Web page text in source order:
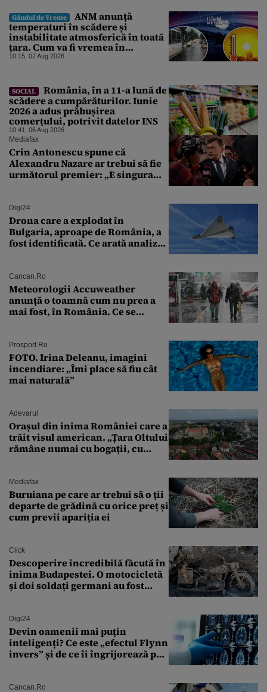
Gândul de Vreme
ANM anunță
temperaturi în scădere și
instabilitate atmosferică în toată
țara. Cum va fi vremea în
București și când vin vijeliile
10:15, 07 Aug 2026
SOCIAL
România, în a 11-a lună de
scădere a cumpărăturilor. Iunie
2026 a adus prăbușirea
comerțului, potrivit datelor INS
10:41, 06 Aug 2026
Mediafax
Crin Antonescu spune că
Alexandru Nazare ar trebui să fie
următorul premier: „E singura
Digi24
Drona care a explodat în
Bulgaria, aproape de România, a
fost identificată. Ce arată analiza
Cancan.ro
Meteorologii Accuweather
anunță o toamnă cum nu prea a
mai fost, în România. Ce se
București. Pe ce dată ninge
Prosport.ro
FOTO. Irina Deleanu, imagini
incendiare: „Îmi place să fiu cât
mai naturală”
Adevarul
Orașul din inima României care a
trăit visul american. „Țara Oltului
rămâne numai cu bogații, cu
Mediafax
Buruiana pe care ar trebui să o ții
departe de grădină cu orice preț și
cum previi apariția ei
Click
Descoperire incredibilă făcută în
inima Budapestei. O motocicletă
și doi soldați germani au fost
Digi24
Devin oamenii mai puțin
inteligenți? Ce este „efectul Flynn
invers” și de ce îi îngrijorează pe
Cancan.ro